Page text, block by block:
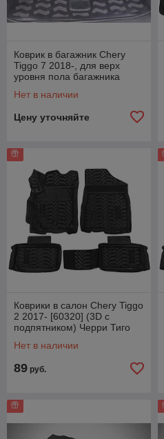
Коврик в багажник Chery
Tiggo 7 2018-, для верх
уровня пола багажника
Нет в наличии
Цену уточняйте
Коврики в салон Chery Tiggo
2 2017- [60320] (3D с
подпятником) Черри Тиго
Нет в наличии
89 руб.